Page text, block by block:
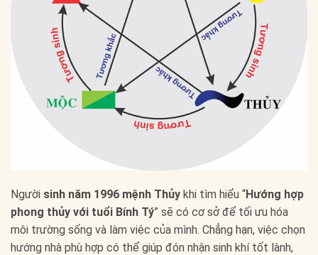
Người sinh năm 1996 mệnh Thủy khi tìm hiểu “Hướng hợp
phong thủy với tuổi Bính Tý” sẽ có cơ sở để tối ưu hóa
môi trường sống và làm việc của mình. Chẳng hạn, việc chọn
hướng nhà phù hợp có thể giúp đón nhận sinh khí tốt lành,